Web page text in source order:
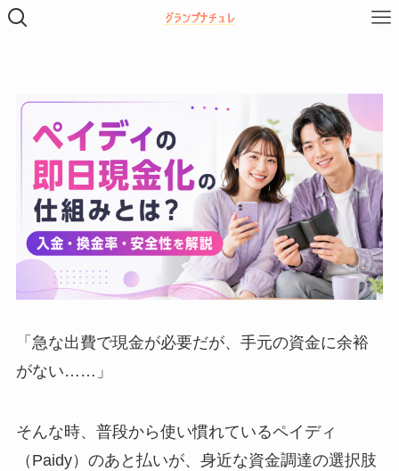
「急な出費で現金が必要だが、手元の資金に余裕
がない……」
そんな時、普段から使い慣れているペイディ
（Paidy）のあと払いが、身近な資金調達の選択肢